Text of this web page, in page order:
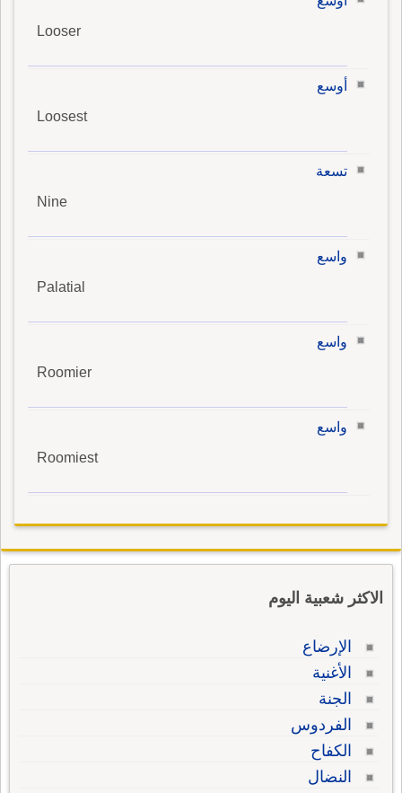
Looser
أوسع
Loosest
تسعة
Nine
واسع
Palatial
واسع
Roomier
واسع
Roomiest
الاكثر شعبية اليوم
الإرضاع
الأغنية
الجنة
الفردوس
الكفاح
النضال